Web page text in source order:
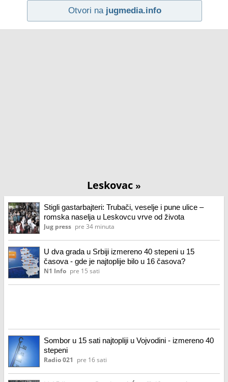
Otvori na jugmedia.info
Leskovac »
Stigli gastarbajteri: Trubači, veselje i pune ulice –
romska naselja u Leskovcu vrve od života
Jug press pre 34 minuta
U dva grada u Srbiji izmereno 40 stepeni u 15
časova - gde je najtoplije bilo u 16 časova?
N1 Info pre 15 sati
Sombor u 15 sati najtopliji u Vojvodini - izmereno 40
stepeni
Radio 021 pre 16 sati